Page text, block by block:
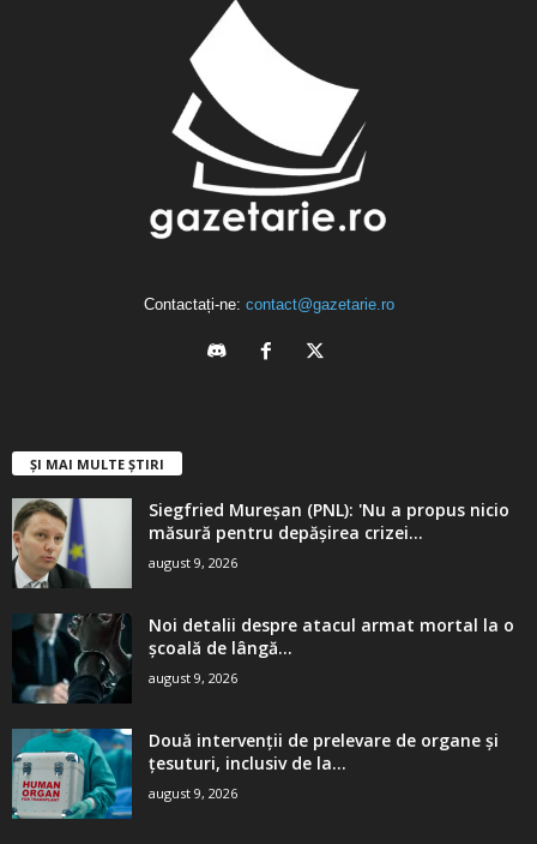
Contactați-ne: contact@gazetarie.ro
ȘI MAI MULTE ȘTIRI
Siegfried Mureșan (PNL): 'Nu a propus nicio
măsură pentru depăşirea crizei...
august 9, 2026
Noi detalii despre atacul armat mortal la o
școală de lângă...
august 9, 2026
Două intervenții de prelevare de organe și
țesuturi, inclusiv de la...
august 9, 2026